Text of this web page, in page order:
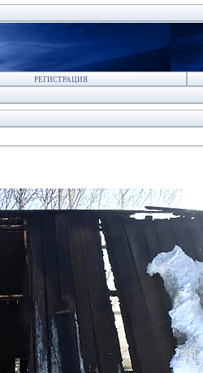
РЕГИСТРАЦИЯ